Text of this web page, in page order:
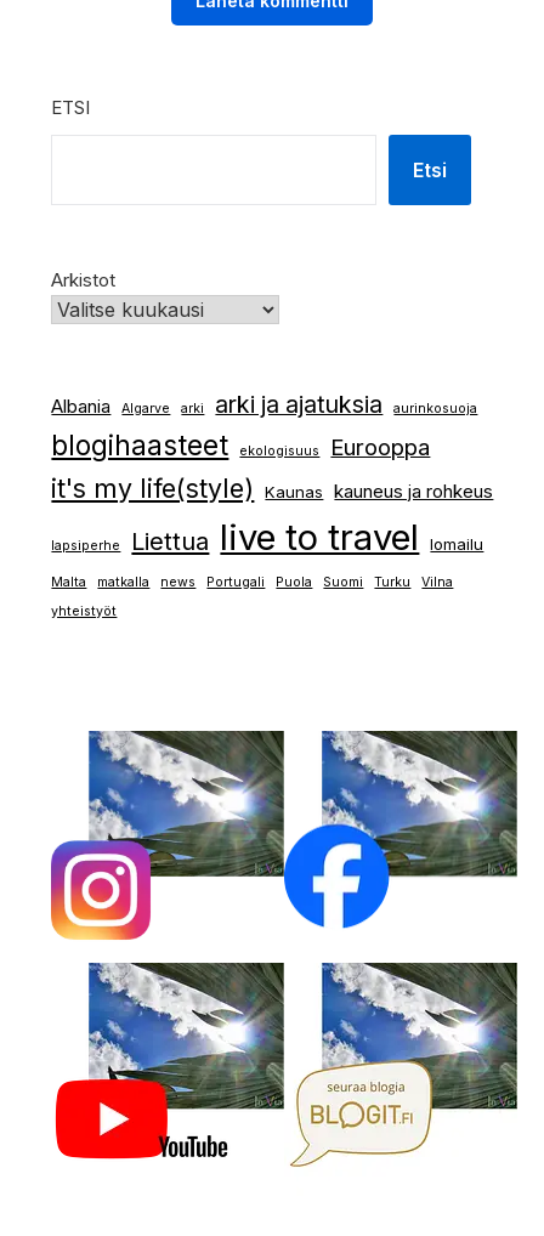
ETSI
Etsi
Arkistot
Albania Algarve arki arki ja ajatuksia aurinkosuoja
blogihaasteet ekologisuus Eurooppa
it's my life(style) Kaunas kauneus ja rohkeus
lapsiperhe Liettua live to travel lomailu
Malta matkalla news Portugali Puola Suomi Turku
Vilna
yhteistyöt